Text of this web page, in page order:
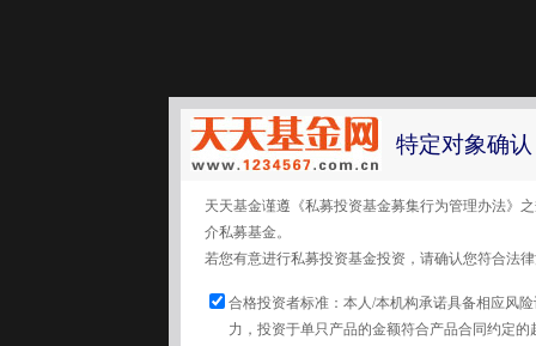
特定对象确认
天天基金谨遵《私募投资基金募集行为管理办法》
介私募基金。
若您有意进行私募投资基金投资，请确认您符合法
合格投资者标准：本人/本机构承诺具备相应风
力，投资于单只产品的金额符合产品合同约定的